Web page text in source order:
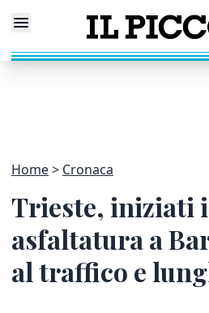
Home Cronaca
Trieste, iniziati
asfaltatura a
al traffico e